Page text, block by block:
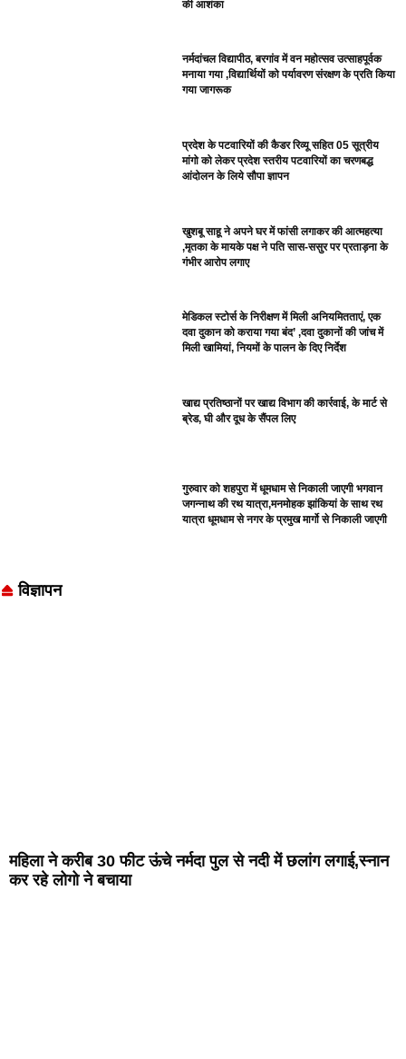
की आशंका
नर्मदांचल विद्यापीठ, बरगांव में वन महोत्सव उत्साहपूर्वक
मनाया गया ,विद्यार्थियों को पर्यावरण संरक्षण के प्रति किया
गया जागरूक
प्रदेश के पटवारियों की कैडर रिव्यू सहित 05 सूत्रीय
मांगो को लेकर प्रदेश स्तरीय पटवारियों का चरणबद्ध
आंदोलन के लिये सौपा ज्ञापन
खुशबू साहू ने अपने घर में फांसी लगाकर की आत्महत्या
,मृतका के मायके पक्ष ने पति सास-ससुर पर प्रताड़ना के
गंभीर आरोप लगाए
मेडिकल स्टोर्स के निरीक्षण में मिली अनियमितताएं, एक
दवा दुकान को कराया गया बंद’ ,दवा दुकानों की जांच में
मिली खामियां, नियमों के पालन के दिए निर्देश
खाद्य प्रतिष्ठानों पर खाद्य विभाग की कार्रवाई, के मार्ट से
ब्रेड, घी और दूध के सैंपल लिए
गुरुवार को शहपुरा में धूमधाम से निकाली जाएगी भगवान
जगन्नाथ की रथ यात्रा,मनमोहक झांकियां के साथ रथ
यात्रा धूमधाम से नगर के प्रमुख मार्गो से निकाली जाएगी
विज्ञापन
महिला ने करीब 30 फीट ऊंचे नर्मदा पुल से नदी में छलांग लगाई,स्नान
कर रहे लोगो ने बचाया